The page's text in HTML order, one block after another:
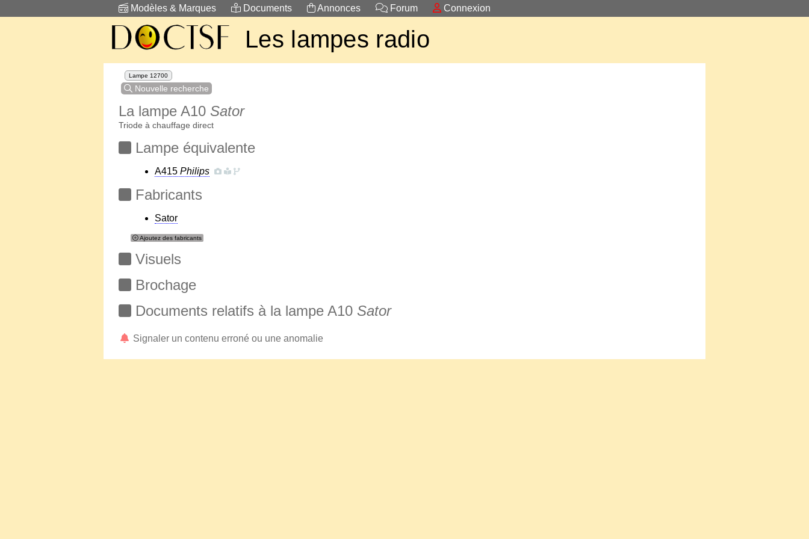
Modèles & Marques Documents Annonces Forum Connexion
Les lampes radio
Lampe 12700
Nouvelle recherche
La lampe A10 Sator
Triode à chauffage direct
Lampe équivalente
A415 Philips
Fabricants
Sator
Ajoutez des fabricants
Visuels
Brochage
Documents relatifs à la lampe A10 Sator
Signaler un contenu erroné ou une anomalie